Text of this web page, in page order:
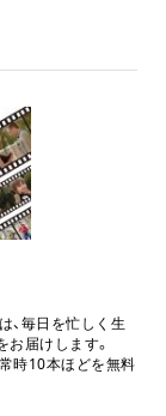
、毎日を忙しく生
届けします。
時10本ほどを無料